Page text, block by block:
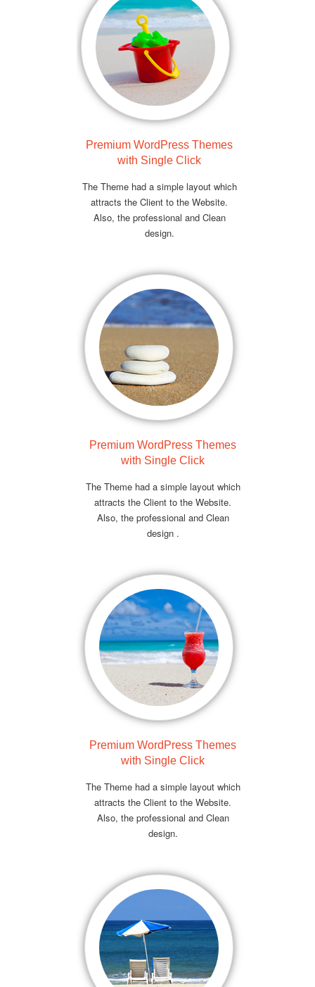
Premium WordPress Themes
with Single Click
The Theme had a simple layout which
attracts the Client to the Website.
Also, the professional and Clean
design.
Premium WordPress Themes
with Single Click
The Theme had a simple layout which
attracts the Client to the Website.
Also, the professional and Clean
design .
Premium WordPress Themes
with Single Click
The Theme had a simple layout which
attracts the Client to the Website.
Also, the professional and Clean
design.